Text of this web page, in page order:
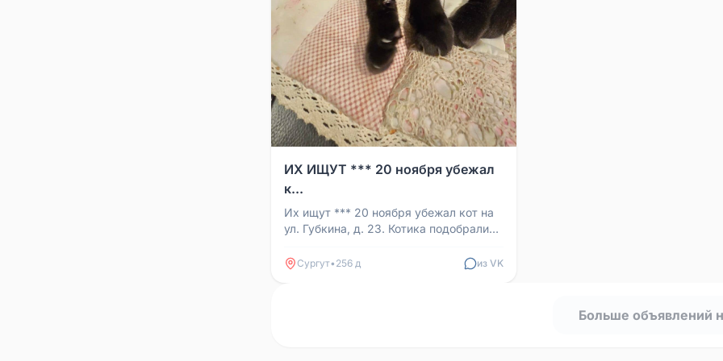
ИХ ИЩУТ *** 20 ноября убежал
к...
Их ищут *** 20 ноября убежал кот на
ул. Губкина, д. 23. Котика подобрали
записали его н...
Сургут• 256 д из VK
Больше объявлений